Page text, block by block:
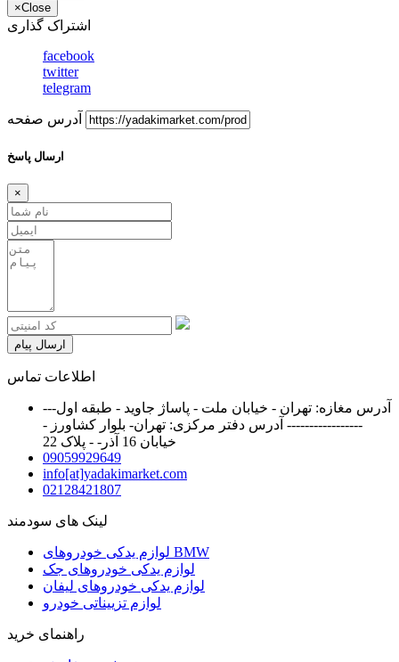
×Close
اشتراک گذاری
facebook
twitter
telegram
آدرس صفحه
ارسال پاسخ
×
ارسال پیام
اطلاعات تماس
آدرس مغازه: تهران - خیابان ملت - پاساژ جاوید - طبقه اول---
----------------- آدرس دفتر مرکزی: تهران- بلوار کشاورز -
خیابان 16 آذر- - پلاک 22
09059929649
info[at]yadakimarket.com
02128421807
لینک های سودمند
لوازم یدکی خودروهای BMW
لوازم یدکی خودروهای جک
لوازم یدکی خودروهای لیفان
لوازم تزییناتی خودرو
راهنمای خرید